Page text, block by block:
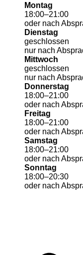
Montag
18:00–21:00
oder nach
Dienstag
geschlossen
nur nach
Mittwoch
geschlossen
nur nach
Donnerstag
18:00–21:00
oder nach
Freitag
18:00–21:00
oder nach
Samstag
18:00–21:00
oder nach
Sonntag
18:00–20:30
oder nach